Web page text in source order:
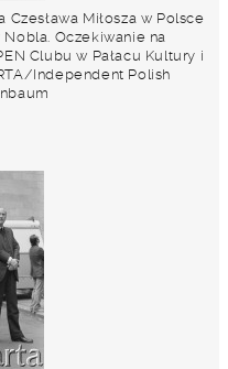
Czesława Miłosza w Polsce
Oczekiwanie na
Clubu w Pałacu Kultury i
Independent Polish